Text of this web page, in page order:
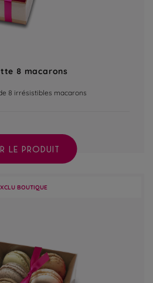
8 macarons
8 irrésistibles macarons
LE PRODUIT
BOUTIQUE